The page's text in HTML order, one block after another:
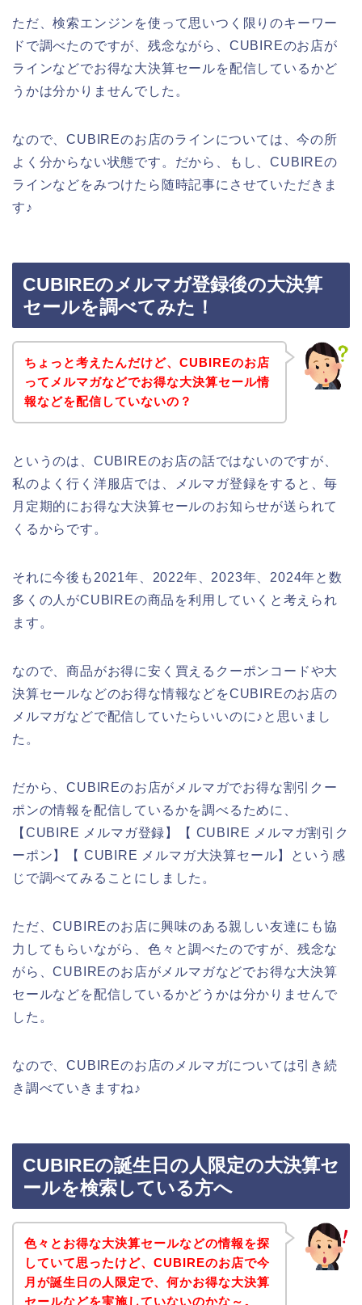
ただ、検索エンジンを使って思いつく限りのキーワー
ドで調べたのですが、残念ながら、CUBIREのお店が
ラインなどでお得な大決算セールを配信しているかど
うかは分かりませんでした。
なので、CUBIREのお店のラインについては、今の所
よく分からない状態です。だから、もし、CUBIREの
ラインなどをみつけたら随時記事にさせていただきま
す♪
CUBIREのメルマガ登録後の大決算
セールを調べてみた！
ちょっと考えたんだけど、CUBIREのお店
ってメルマガなどでお得な大決算セール情
報などを配信していないの？
というのは、CUBIREのお店の話ではないのですが、
私のよく行く洋服店では、メルマガ登録をすると、毎
月定期的にお得な大決算セールのお知らせが送られて
くるからです。
それに今後も2021年、2022年、2023年、2024年と数
多くの人がCUBIREの商品を利用していくと考えられ
ます。
なので、商品がお得に安く買えるクーポンコードや大
決算セールなどのお得な情報などをCUBIREのお店の
メルマガなどで配信していたらいいのに♪と思いまし
た。
だから、CUBIREのお店がメルマガでお得な割引クー
ポンの情報を配信しているかを調べるために、
【CUBIRE メルマガ登録】【 CUBIRE メルマガ割引ク
ーポン】【 CUBIRE メルマガ大決算セール】という感
じで調べてみることにしました。
ただ、CUBIREのお店に興味のある親しい友達にも協
力してもらいながら、色々と調べたのですが、残念な
がら、CUBIREのお店がメルマガなどでお得な大決算
セールなどを配信しているかどうかは分かりませんで
した。
なので、CUBIREのお店のメルマガについては引き続
き調べていきますね♪
CUBIREの誕生日の人限定の大決算セ
ールを検索している方へ
色々とお得な大決算セールなどの情報を探
していて思ったけど、CUBIREのお店で今
月が誕生日の人限定で、何かお得な大決算
セールなどを実施していないのかな～。